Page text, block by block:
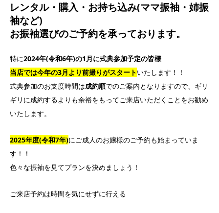
レンタル・購入・お持ち込み(ママ振袖・姉振
袖など)
お振袖選びのご予約を承っております。
特に2024年(令和6年)の1月に式典参加予定の皆様
当店では今年の3月より前撮りがスタートいたします！！
式典参加のお支度時間は成約順でのご案内となりますので、ギリ
ギリに成約するよりも余裕をもってご来店いただくことをお勧め
いたします。
2025年度(令和7年)にご成人のお嬢様のご予約も始まっていま
す！！
色々な振袖を見てプランを決めましょう！
ご来店予約は時間を気にせずに行える